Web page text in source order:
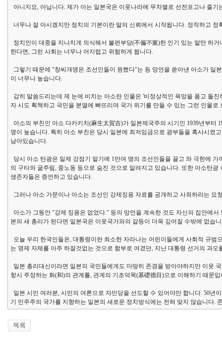
아니지요, 아닙니다. 제가 아는 일본국은 이웃나라에 무차별로 선전포고나 즐기
너무나 잘 아시겠지만 정치의 기본이란 말의 신뢰에서 시작됩니다. 정직하고
정치인이 대중을 지나치게 의식해서 불편부당(不偏不黨)한 인기 있는 말만 하
한다면, 그런 사회는 너무나 어지럽고 위험하게 됩니다.
그렇기 때문에 "창씨개명은 조선인들이 원했다"는 등 망언을 쏟아낸 아소가 일
이 너무나 높습니다.
감히 말씀드리는데 제 눈에 비치는 아소란 인물은 '비정상적인 욕망을 품고 돌
자 시도 획책하고 국민을 분열에 빠뜨리며 국가 위기를 만들 수 있는 그런 인물로
아소의 부친인 아소 다카키치(麻生太賀吉)가 일본제국주의 시기인 1939년부
명이 높습니다. 특히 아소 부친은 당시 일본에 최저임금으로 광부들을 혹사시켰
남아있습니다.
당시 아소 탄광은 일제 강점기 말기에 1만여 명의 조선인들을 끌고 와 극한에
의 구타와 굶주림, 중노동 등으로 숨진 것으로 알려지고 있습니다. 또한 아소탄
생존자들은 증언하고 있습니다.
그러나 아소 가문이나 아소는 조선인 강제징용 자료를 공개하고 사죄하라는
아소가 그동안 "강제 징용은 없었다." 등의 망언을 계속한 것도 자신의 집안에
본의 새 총리가 된다면 일본국은 이웃국가와의 갈등이 더욱 깊어질 수밖에 없습
오늘 우리 한국인들은, 대통령이란 최소한 자라나는 어린이들에게 사회적 규
는 명제 자체를 아주 하잘것없는 것으로 함부로 여겼던, 지난 대통령 선거의 과
일본 총리대신이라면 일본의 국민들에게도 마땅히 존경을 받아야하지만 이웃
항시 주장하는 화(和)의 관계를, 관계의 기초덕목(基礎德目)으로 이해하기 때문입
일본 시민 여러분, 시민의 여론으로 자민당을 선도할 수 있어야만 합니다. 50
기 민주주의 국가를 지향하는 일본의 새로운 정치방식에는 전혀 맞지 않습니다.